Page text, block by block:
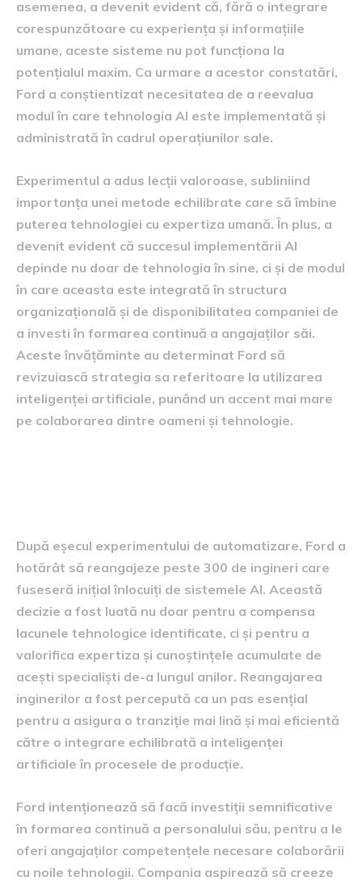
asemenea, a devenit evident că, fără o integrare
corespunzătoare cu experiența și informațiile
umane, aceste sisteme nu pot funcționa la
potențialul maxim. Ca urmare a acestor constatări,
Ford a conștientizat necesitatea de a reevalua
modul în care tehnologia AI este implementată și
administrată în cadrul operațiunilor sale.
Experimentul a adus lecții valoroase, subliniind
importanța unei metode echilibrate care să îmbine
puterea tehnologiei cu expertiza umană. În plus, a
devenit evident că succesul implementării AI
depinde nu doar de tehnologia în sine, ci și de modul
în care aceasta este integrată în structura
organizațională și de disponibilitatea companiei de
a investi în formarea continuă a angajaților săi.
Aceste învățăminte au determinat Ford să
revizuiască strategia sa referitoare la utilizarea
inteligenței artificiale, punând un accent mai mare
pe colaborarea dintre oameni și tehnologie.
După eșecul experimentului de automatizare, Ford a
hotărât să reangajeze peste 300 de ingineri care
fuseseră inițial înlocuiți de sistemele AI. Această
decizie a fost luată nu doar pentru a compensa
lacunele tehnologice identificate, ci și pentru a
valorifica expertiza și cunoștințele acumulate de
acești specialiști de-a lungul anilor. Reangajarea
inginerilor a fost percepută ca un pas esențial
pentru a asigura o tranziție mai lină și mai eficientă
către o integrare echilibrată a inteligenței
artificiale în procesele de producție.
Ford intenționează să facă investiții semnificative
în formarea continuă a personalului său, pentru a le
oferi angajaților competențele necesare colaborării
cu noile tehnologii. Compania aspirează să creeze